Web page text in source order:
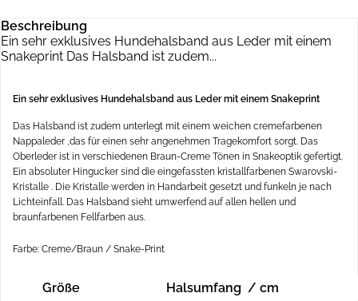
Beschreibung
Ein sehr exklusives Hundehalsband aus Leder mit einem
Snakeprint Das Halsband ist zudem...
Ein sehr exklusives Hundehalsband aus Leder mit einem Snakeprint
Das Halsband ist zudem unterlegt mit einem weichen cremefarbenen
Nappaleder ,das für einen sehr angenehmen Tragekomfort sorgt. Das
Oberleder ist in verschiedenen Braun-Creme Tönen in Snakeoptik gefertigt.
Ein absoluter Hingucker sind die eingefassten kristallfarbenen Swarovski-
Kristalle . Die Kristalle werden in Handarbeit gesetzt und funkeln je nach
Lichteinfall. Das Halsband sieht umwerfend auf allen hellen und
braunfarbenen Fellfarben aus.
Farbe: Creme/Braun / Snake-Print
Größe
Halsumfang / cm